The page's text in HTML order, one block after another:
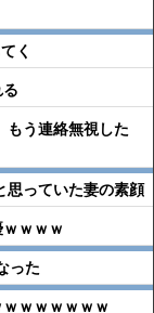
く
もう連絡無視した
思っていた妻の素顔
ｗｗｗ
った
ｗｗｗｗｗｗ